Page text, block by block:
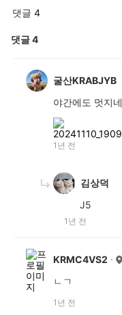
댓글 4
댓글4
굴산KRABJYB
야간에도 멋지
1년 전
김상덕
J5
1년 전
KRMC4VS2
ㄴㄱ
1년 전